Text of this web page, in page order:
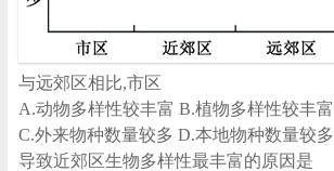
与远郊区相比,市区
A.动物多样性较丰富 B.植物多样性较丰富
C.外来物种数量较多 D.本地物种数量较多
导致近郊区生物多样性最丰富的原因是